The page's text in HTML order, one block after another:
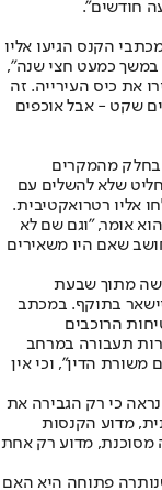
חודשים״.
הקנס הגיעו אליו
במשך כמעט חצי שנה״,
את כיס העירייה. זה
שקט - אבל אוכפים
בחלק מהמקרים
שלא להשלים עם
אליו רטרואקטיבית.
אומר, ״וגם שם לא
שאם היו משאירים
מתוך שבעת
קנס אחד - בסך 1,000 שקל - יישאר בתוקף. במכתב
הרוכבים
תעבורה במרחב
משורת הדין״, וכי אין
כי רק הגבירה את
מדוע הקנסות
מסוכנת, מדוע רק אחת
פתוחה היא האם